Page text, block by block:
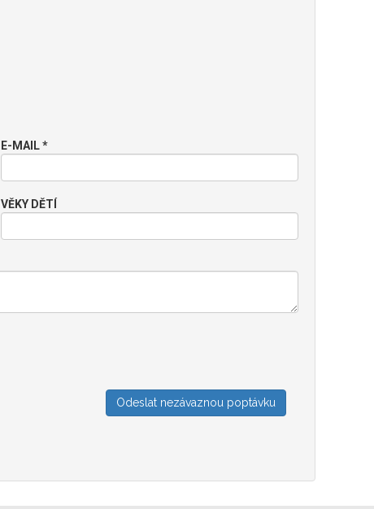
E-MAIL *
VĚKY DĚTÍ